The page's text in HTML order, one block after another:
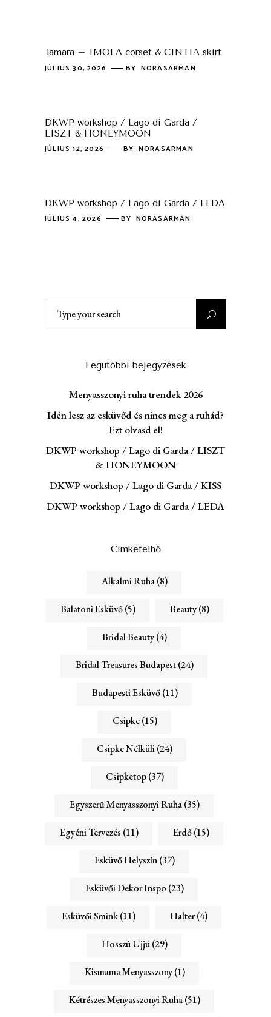
Tamara – IMOLA corset & CINTIA skirt
JÚLIUS 30, 2026 BY NORASARMAN
DKWP workshop / Lago di Garda /
LISZT & HONEYMOON
JÚLIUS 12, 2026 BY NORASARMAN
DKWP workshop / Lago di Garda / LEDA
JÚLIUS 4, 2026 BY NORASARMAN
for:
Legutóbbi bejegyzések
Menyasszonyi ruha trendek 2026
Idén lesz az esküvőd és nincs meg a ruhád?
Ezt olvasd el!
DKWP workshop / Lago di Garda / LISZT
& HONEYMOON
DKWP workshop / Lago di Garda / KISS
DKWP workshop / Lago di Garda / LEDA
Cimkefelhő
Alkalmi Ruha(8)
Balatoni Esküvő(5) Beauty(8)
Bridal Beauty(4)
Bridal Treasures Budapest(24)
Budapesti Esküvő(11)
Csipke(15)
Csipke Nélküli(24)
Csipketop(37)
Egyszerű Menyasszonyi Ruha(35)
Egyéni Tervezés (11) Erdő(15)
Esküvő Helyszín(37)
Esküvői Dekor Inspo (23)
Esküvői Smink(11) Halter(4)
Hosszú Ujjú(29)
Kismama Menyasszony(1)
Kétrészes Menyasszonyi Ruha(51)